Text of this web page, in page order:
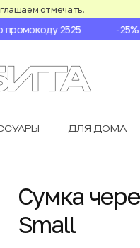
отмечать!
2525 -25%
ДЛЯ ДОМА
Сумка
Small